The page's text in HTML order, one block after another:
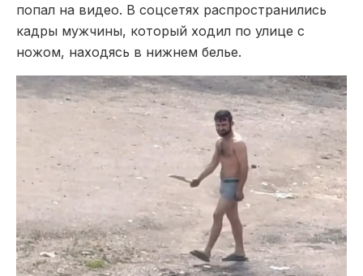
попал на видео. В соцсетях распространились
кадры мужчины, который ходил по улице с
ножом, находясь в нижнем белье.